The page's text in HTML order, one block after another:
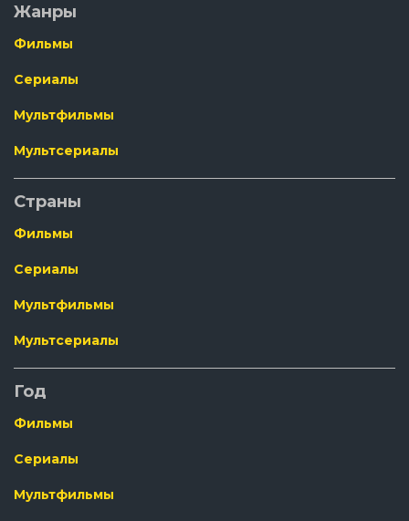
Жанры
Фильмы
Сериалы
Мультфильмы
Мультсериалы
Страны
Фильмы
Сериалы
Мультфильмы
Мультсериалы
Год
Фильмы
Сериалы
Мультфильмы